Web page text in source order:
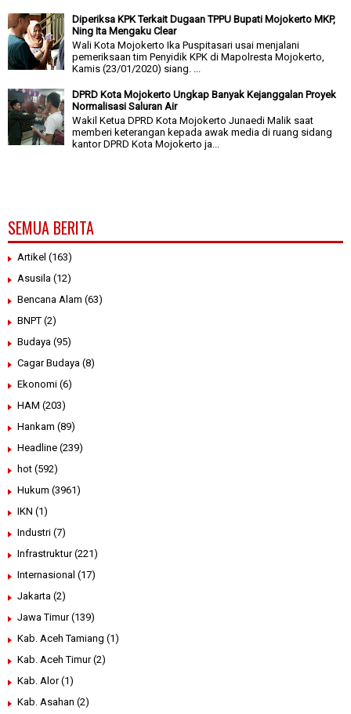
Diperiksa KPK Terkait Dugaan TPPU Bupati Mojokerto MKP,
Ning Ita Mengaku Clear
Wali Kota Mojokerto Ika Puspitasari usai menjalani
pemeriksaan tim Penyidik KPK di Mapolresta Mojokerto,
Kamis (23/01/2020) siang. ...
DPRD Kota Mojokerto Ungkap Banyak Kejanggalan Proyek
Normalisasi Saluran Air
Wakil Ketua DPRD Kota Mojokerto Junaedi Malik saat
memberi keterangan kepada awak media di ruang sidang
kantor DPRD Kota Mojokerto ja...
SEMUA BERITA
Artikel (163)
Asusila (12)
Bencana Alam (63)
BNPT (2)
Budaya (95)
Cagar Budaya (8)
Ekonomi (6)
HAM (203)
Hankam (89)
Headline (239)
hot (592)
Hukum (3961)
IKN (1)
Industri (7)
Infrastruktur (221)
Internasional (17)
Jakarta (2)
Jawa Timur (139)
Kab. Aceh Tamiang (1)
Kab. Aceh Timur (2)
Kab. Alor (1)
Kab. Asahan (2)